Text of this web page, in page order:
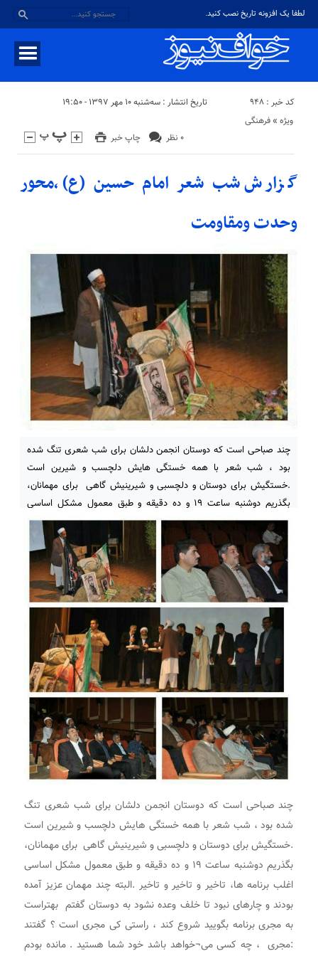
لطفا یک افزونه تاریخ نصب کنید.
کد خبر : ۹۴۸ تاریخ انتشار : سه‌شنبه ۱۰ مهر ۱۳۹۷ - ۱۹:۵۰
چاپ خبر ۰ نظر
فرهنگی « ویژه
گزارش شب شعر امام حسین (ع) ،محور
وحدت ومقاومت
چند صباحی است که دوستان انجمن دلشان برای شب شعری تنگ شده
بود ، شب شعر با همه خستگی هایش دلچسب و شیرین است
.خستگیش برای دوستان و دلچسبی و شیرینیش گاهی برای مهمانان،
بگذریم دوشنبه ساعت ۱۹ و ده دقیقه و طبق معمول مشکل اساسی
اغلب برنامه ها، تاخیر و تاخیر و تاخیر .البته
چند صباحی است که دوستان انجمن دلشان برای شب شعری تنگ
شده بود ، شب شعر با همه خستگی هایش دلچسب و شیرین است
.خستگیش برای دوستان و دلچسبی و شیرینیش گاهی برای مهمانان،
بگذریم دوشنبه ساعت ۱۹ و ده دقیقه و طبق معمول مشکل اساسی
اغلب برنامه ها، تاخیر و تاخیر و تاخیر .البته چند مهمان عزیز آمده
بودند و چارهای نبود تا خلف وعده نشود به دوستان گفتم بهتراست
به مجری برنامه بگویید شروع کند ، راستی کی مجری است ؟ گفتند
:مجری ، چه کسی می¬خواهد باشد خود شما هستید . مانده بودم